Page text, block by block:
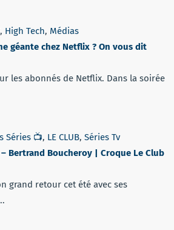
, High Tech, Médias
géante chez Netflix ? On vous dit
les abonnés de Netflix. Dans la soirée
Séries 📺, LE CLUB, Séries Tv
– Bertrand Boucheroy | Croque Le Club
grand retour cet été avec ses